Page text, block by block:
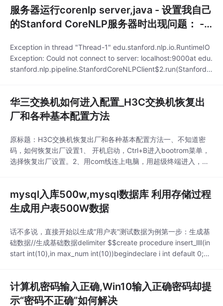
将请求分摊到其中任何一台上，提高网站吞吐量。 对于异地热
备，尤其适合灾备。 二、mys
服务器运行corenlp server,java - 设置我自己
的Stanford CoreNLP服务器时出现问题： -
Exception in thread "Thread-1" edu.stanford.nlp.io.RuntimeIO
Exception: Could not connect to server: localhost:9000at edu.
stanford.nlp.pipeline.StanfordCoreNLPClient$2.run(StanfordC
华三交换机如何进入配置_H3C交换机恢复出
厂和各种基本配置方法
原标题：H3C交换机恢复出厂和各种基本配置方法一、不知道密
码，如何恢复出厂设置1、 开机启动，Ctrl+B进入bootrom菜单，
选择恢复出厂设置。2、用com线连上电脑，用超级终端进入，然
添加到vlan中Trunk端口可以允许多个VLAN通过，也就是可以加
mysql入库500w,mysql数据库 利用存储过程
生成用户表500W数据
话不多说，直接开始以生成“用户表”测试数据为例第一步：生成基
础数据//生成基础数据delimiter $$create procedure insert_llll(in
start int(10),in max_num int(10))begindeclare i int default 0;de
计算机密码输入正确,Win10输入正确密码却提
示“密码不正确”如何解决